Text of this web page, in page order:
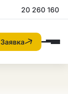
20 260 160
Заявка